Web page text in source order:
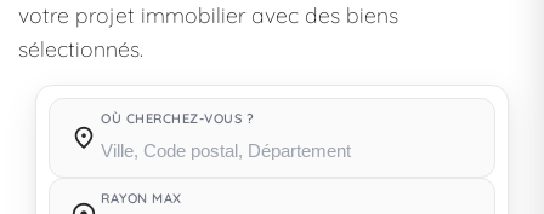
votre projet immobilier avec des biens
sélectionnés.
OÙ CHERCHEZ-VOUS ?
RAYON MAX